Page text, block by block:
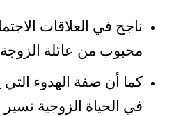
ناجح في العلاقات
محبوب من عائلة
كما أن صفة الهدوء التي
في الحياة الزوجية